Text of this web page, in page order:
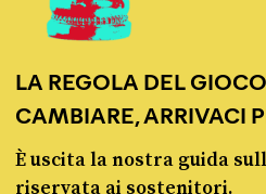
LA REGOLA DEL
CAMBIARE, ARRIVACI
È uscita la nostra guida
riservata ai sostenitori.
© Pagella Politica